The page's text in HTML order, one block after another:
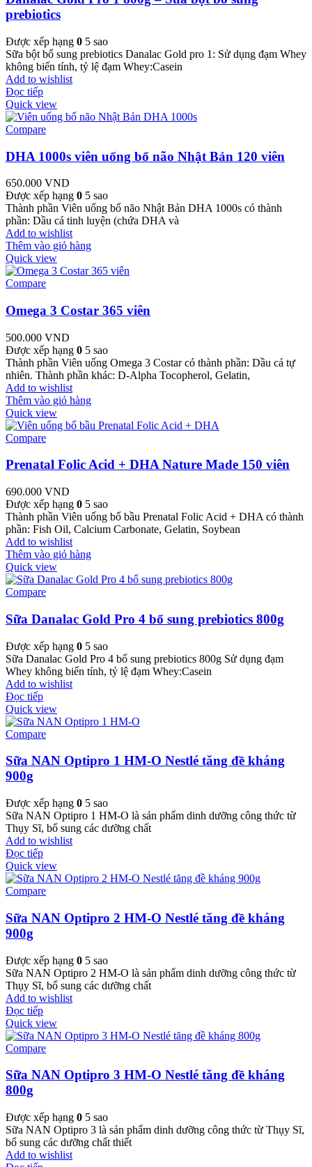
prebiotics
Được xếp hạng 0 5 sao
Sữa bột bổ sung prebiotics Danalac Gold pro 1: Sử dụng đạm Whey
không biến tính, tỷ lệ đạm Whey:Casein
Add to wishlist
Đọc tiếp
Quick view
Compare
DHA 1000s viên uống bổ não Nhật Bản 120 viên
650.000 VND
Được xếp hạng 0 5 sao
Thành phần Viên uống bổ não Nhật Bản DHA 1000s có thành
phần: Dầu cá tinh luyện (chứa DHA và
Add to wishlist
Thêm vào giỏ hàng
Quick view
Compare
Omega 3 Costar 365 viên
500.000 VND
Được xếp hạng 0 5 sao
Thành phần Viên uống Omega 3 Costar có thành phần: Dầu cá tự
nhiên. Thành phần khác: D-Alpha Tocopherol, Gelatin,
Add to wishlist
Thêm vào giỏ hàng
Quick view
Compare
Prenatal Folic Acid + DHA Nature Made 150 viên
690.000 VND
Được xếp hạng 0 5 sao
Thành phần Viên uống bổ bầu Prenatal Folic Acid + DHA có thành
phần: Fish Oil, Calcium Carbonate, Gelatin, Soybean
Add to wishlist
Thêm vào giỏ hàng
Quick view
Compare
Sữa Danalac Gold Pro 4 bổ sung prebiotics 800g
Được xếp hạng 0 5 sao
Sữa Danalac Gold Pro 4 bổ sung prebiotics 800g Sử dụng đạm
Whey không biến tính, tỷ lệ đạm Whey:Casein
Add to wishlist
Đọc tiếp
Quick view
Compare
Sữa NAN Optipro 1 HM-O Nestlé tăng đề kháng
900g
Được xếp hạng 0 5 sao
Sữa NAN Optipro 1 HM-O là sản phẩm dinh dưỡng công thức từ
Thụy Sĩ, bổ sung các dưỡng chất
Add to wishlist
Đọc tiếp
Quick view
Compare
Sữa NAN Optipro 2 HM-O Nestlé tăng đề kháng
900g
Được xếp hạng 0 5 sao
Sữa NAN Optipro 2 HM-O là sản phẩm dinh dưỡng công thức từ
Thụy Sĩ, bổ sung các dưỡng chất
Add to wishlist
Đọc tiếp
Quick view
Compare
Sữa NAN Optipro 3 HM-O Nestlé tăng đề kháng
800g
Được xếp hạng 0 5 sao
Sữa NAN Optipro 3 là sản phẩm dinh dưỡng công thức từ Thụy Sĩ,
bổ sung các dưỡng chất thiết
Add to wishlist